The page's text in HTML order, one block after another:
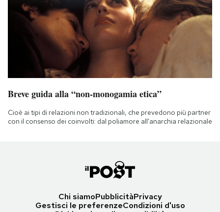
Breve guida alla “non-monogamia etica”
Cioè ai tipi di relazioni non tradizionali, che prevedono più partner
con il consenso dei coinvolti: dal poliamore all'anarchia relazionale
Chi siamoPubblicitàPrivacy
Gestisci le preferenzeCondizioni d'uso